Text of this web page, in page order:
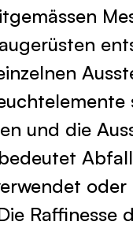
und die
oder
Raffinesse